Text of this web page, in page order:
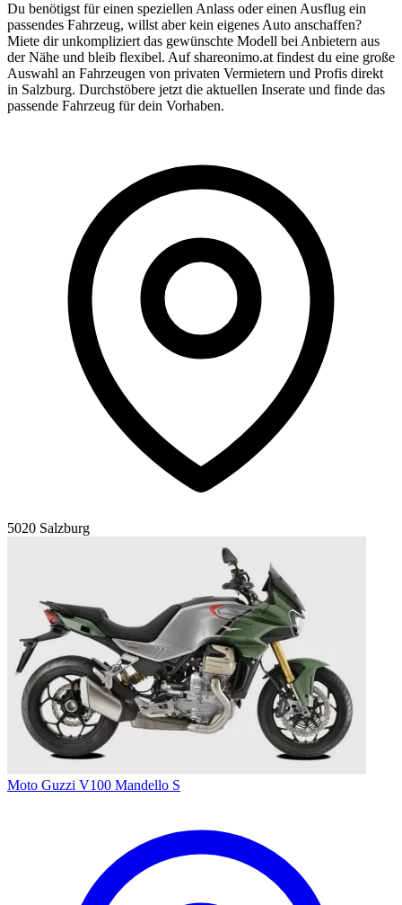
Du benötigst für einen speziellen Anlass oder einen Ausflug ein
passendes Fahrzeug, willst aber kein eigenes Auto anschaffen?
Miete dir unkompliziert das gewünschte Modell bei Anbietern aus
der Nähe und bleib flexibel. Auf shareonimo.at findest du eine große
Auswahl an Fahrzeugen von privaten Vermietern und Profis direkt
in Salzburg. Durchstöbere jetzt die aktuellen Inserate und finde das
passende Fahrzeug für dein Vorhaben.
5020 Salzburg
Moto Guzzi V100 Mandello S